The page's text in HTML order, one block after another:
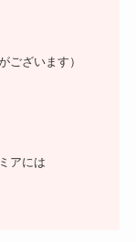
ございます）
アには